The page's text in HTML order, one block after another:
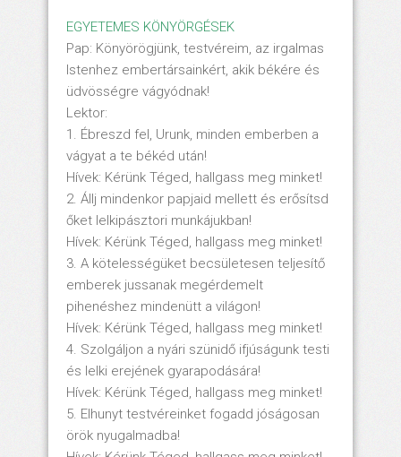
EGYETEMES KÖNYÖRGÉSEK
Pap: Könyörögjünk, testvéreim, az irgalmas
Istenhez embertársainkért, akik békére és
üdvösségre vágyódnak!
Lektor:
1. Ébreszd fel, Urunk, minden emberben a
vágyat a te békéd után!
Hívek: Kérünk Téged, hallgass meg minket!
2. Állj mindenkor papjaid mellett és erősítsd
őket lelkipásztori munkájukban!
Hívek: Kérünk Téged, hallgass meg minket!
3. A kötelességüket becsületesen teljesítő
emberek jussanak megérdemelt
pihenéshez mindenütt a világon!
Hívek: Kérünk Téged, hallgass meg minket!
4. Szolgáljon a nyári szünidő ifjúságunk testi
és lelki erejének gyarapodására!
Hívek: Kérünk Téged, hallgass meg minket!
5. Elhunyt testvéreinket fogadd jóságosan
örök nyugalmadba!